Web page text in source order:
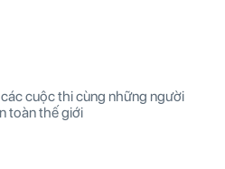
cuộc thi cùng những người
toàn thế giới